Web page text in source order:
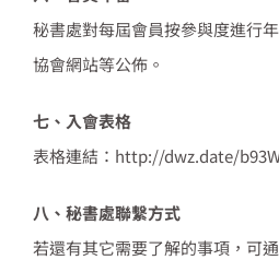
秘書處對每屆會員按參與度進行
協會網站等公佈。
七、入會表格
表格連結：http://dwz.date/
八、秘書處聯繫方式
若還有其它需要了解的事項，可